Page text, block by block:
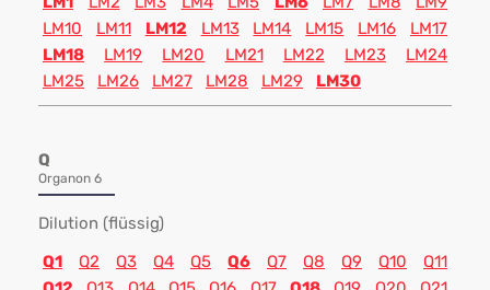
LM10
LM11 LM12 LM13 LM14 LM15 LM16
LM17
LM18
LM19 LM20 LM21 LM22 LM23
LM24
LM25
LM26 LM27 LM28 LM29 LM30
Q
Organon 6
Dilution (flüssig)
Q1
Q2 Q3 Q4 Q5 Q6 Q7 Q8 Q9 Q10
Q11